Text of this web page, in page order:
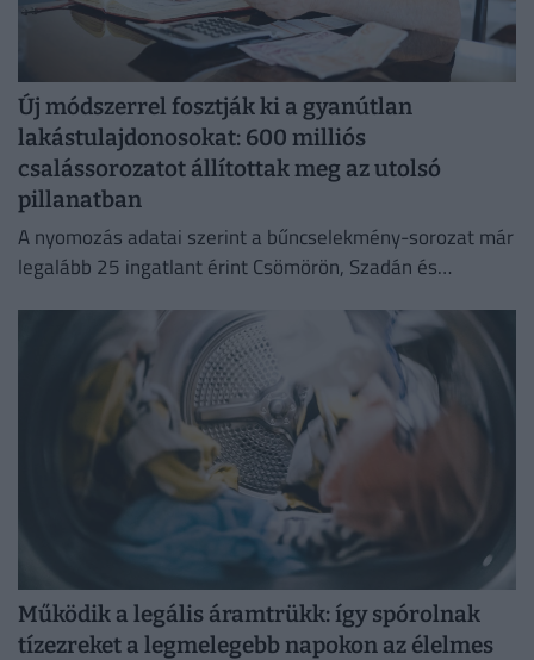
Új módszerrel fosztják ki a gyanútlan
lakástulajdonosokat: 600 milliós
csalássorozatot állítottak meg az utolsó
pillanatban
A nyomozás adatai szerint a bűncselekmény-sorozat már
legalább 25 ingatlant érint Csömörön, Szadán és
Működik a legális áramtrükk: így spórolnak
tízezreket a legmelegebb napokon az élelmes